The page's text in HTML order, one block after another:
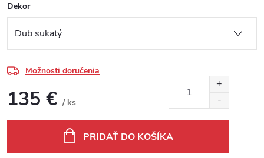
Dekor
Možnosti doručenia
135 € / ks
PRIDAŤ DO KOŠÍKA